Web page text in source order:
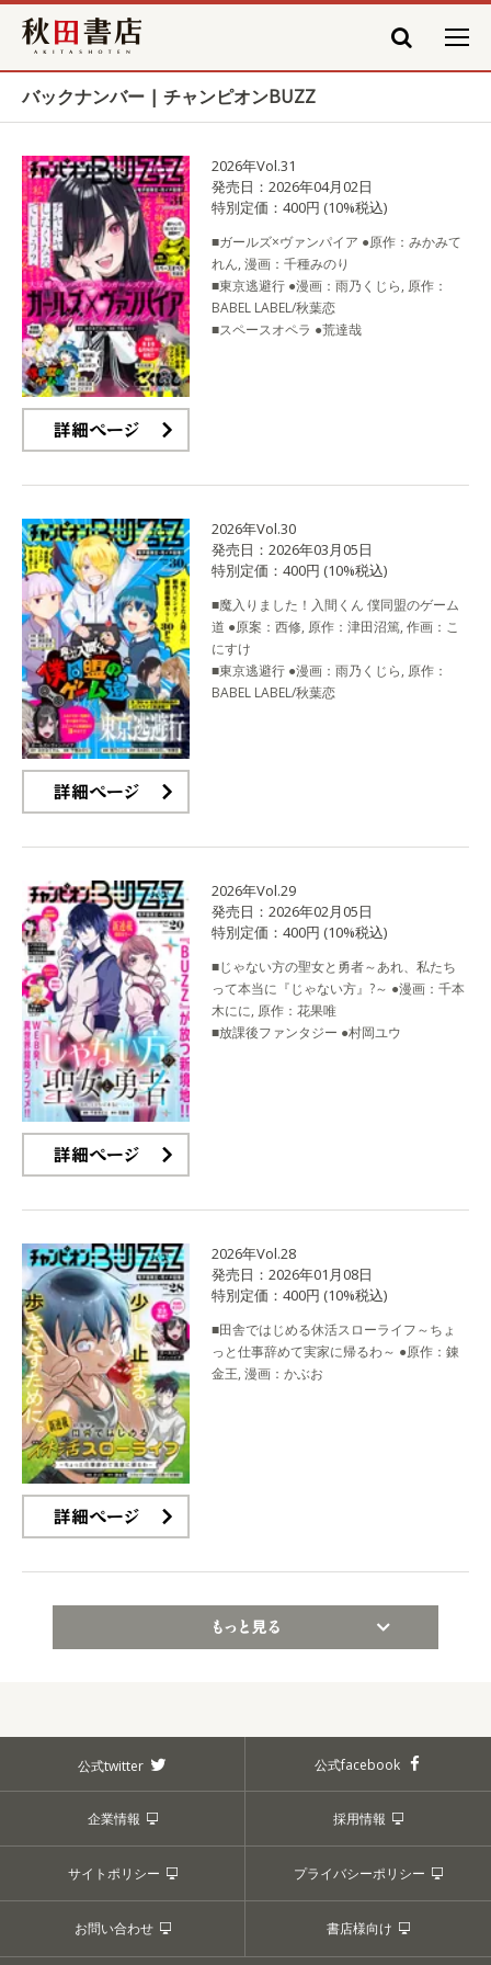
秋田書店
バックナンバー | チャンピオンBUZZ
2026年Vol.31
発売日：2026年04月02日
特別定価：400円 (10%税込)
■ガールズ×ヴァンパイア ●原作：みかみて
れん, 漫画：千種みのり
■東京逃避行 ●漫画：雨乃くじら, 原作：
BABEL LABEL/秋葉恋
■スペースオペラ ●荒達哉
2026年Vol.30
発売日：2026年03月05日
特別定価：400円 (10%税込)
■魔入りました！入間くん 僕同盟のゲーム
道 ●原案：西修, 原作：津田沼篤, 作画：こ
にすけ
■東京逃避行 ●漫画：雨乃くじら, 原作：
BABEL LABEL/秋葉恋
2026年Vol.29
発売日：2026年02月05日
特別定価：400円 (10%税込)
■じゃない方の聖女と勇者～あれ、私たち
って本当に『じゃない方』?～ ●漫画：千本
木にに, 原作：花果唯
■放課後ファンタジー ●村岡ユウ
2026年Vol.28
発売日：2026年01月08日
特別定価：400円 (10%税込)
■田舎ではじめる休活スローライフ～ちょ
っと仕事辞めて実家に帰るわ～ ●原作：錬
金王, 漫画：かぶお
公式twitter 公式facebook
企業情報 採用情報
サイトポリシー プライバシーポリシー
お問い合わせ 書店様向け